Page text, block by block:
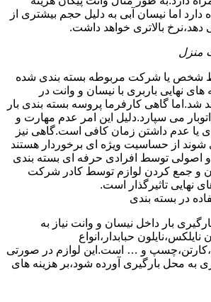
دارد اما نیسان آبی به دلیل حجم بیشتری از
بالاتری خواهد داشت.
منزل
شخص یا شرکت مربوطه بسته بندی شده
های نهایی باربری با نیسان و وانت در
شد.اما گاهی کارفرما پروسه بسته بندی بار
می سپارد.دلیل این امر عدم مهارت و
یا عدم داشتن زمان کافی است.گاهی نیز
شوند از حساسیت ویژه ای برخوردار هستند
و اصولی توسط افرادی حرفه ای بسته بندی
و جمع کردن لوازم توسط کادر شرکت
نهایی تاثیرگذار است.
در بسته بندی
بار داخل نیسان و وانت نیاز به
حبابدار،انواع
و … است.این لوازم در صورتی
محل بارگیری آورده شود،بر هزینه های